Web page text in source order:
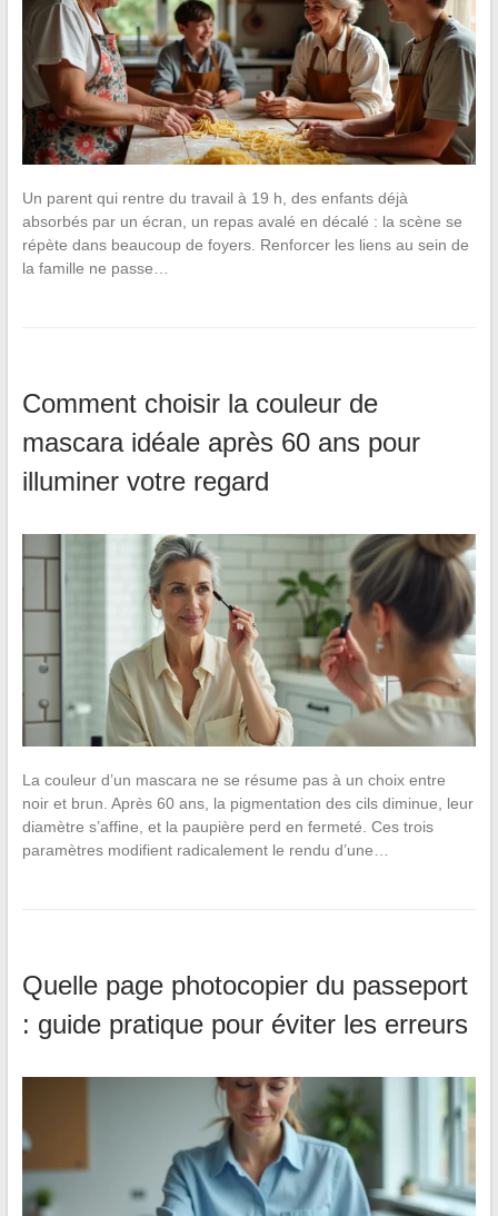
Un parent qui rentre du travail à 19 h, des enfants déjà
absorbés par un écran, un repas avalé en décalé : la scène se
répète dans beaucoup de foyers. Renforcer les liens au sein de
la famille ne passe…
Comment choisir la couleur de
mascara idéale après 60 ans pour
illuminer votre regard
La couleur d’un mascara ne se résume pas à un choix entre
noir et brun. Après 60 ans, la pigmentation des cils diminue, leur
diamètre s’affine, et la paupière perd en fermeté. Ces trois
paramètres modifient radicalement le rendu d’une…
Quelle page photocopier du passeport
: guide pratique pour éviter les erreurs